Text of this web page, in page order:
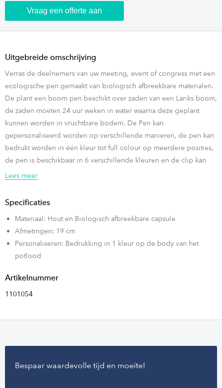
Vraag een offerte aan
Uitgebreide omschrijving
Verras de deelnemers van uw meeting, event of congress met een
ecologische pen gemaakt van biologisch afbreekbare materialen.
De plant een boom pen beschikt over zaden van een Lariks boom,
de zaden moeten 24 uur weken in water waarna deze geplant
kunnen worden in vruchtbare bodem. De Pen kan
gepersonaliseerd worden op verschillende manieren, de pen kan
bedrukt worden in één kleur tot full colour op meerdere posities,
de pen is beschikbaar in 6 verschillende kleuren en de clip kan
gepersonaliseerd worden.
en een mechanisch potlood.
Als u geïnteresseerd bent geraakt in een van de producten? Vraag
dan nu direct een offerte aan!
Lees meer
Specificaties
Materiaal: Hout en Biologisch afbreekbare capsule
Afmetingen: 19 cm
Personaliseren: Bedrukking in 1 kleur op de body van het
potlood
Artikelnummer
1101054
Bespaar waardevolle tijd en moeite!